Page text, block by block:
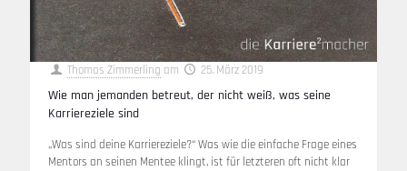
Thomas Zimmerling am 25. März 2019
Wie man jemanden betreut, der nicht weiß, was seine
Karriereziele sind
„Was sind deine Karriereziele?“ Was wie die einfache Frage eines
Mentors an seinen Mentee klingt, ist für letzteren oft nicht klar